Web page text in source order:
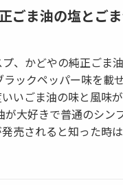
ま油の塩とごま
、かどやの純正ごま
ックペッパー味を載
いごま油の味と風味
大好きで普通のシン
売されると知った時